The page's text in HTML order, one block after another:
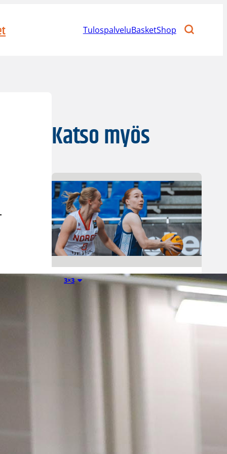
TulospalveluBasketShop
Katso myös
3×3 08.08.2026 22:58
Suomea
edustavat 3×3-
joukkueet